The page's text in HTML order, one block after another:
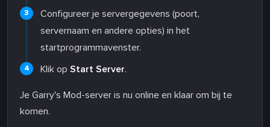
Configureer je servergegevens (poort,
servernaam en andere opties) in het
startprogrammavenster.
Klik op Start Server.
Je Garry's Mod-server is nu online en klaar om bij te
komen.